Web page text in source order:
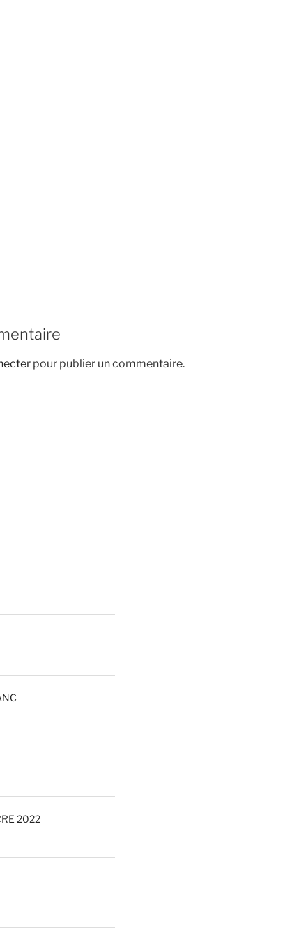
pour publier un commentaire.
2022